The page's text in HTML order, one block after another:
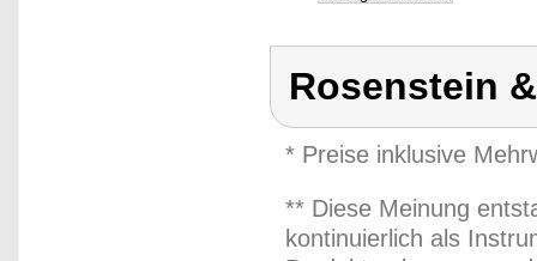
Rosenstein
* Preise inklusive
** Diese Meinung
kontinuierlich als